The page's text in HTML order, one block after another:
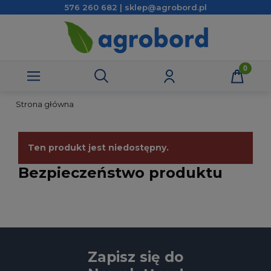
576 260 682 | sklep@agrobord.pl
Strona główna
Ten produkt jest niedostępny.
Bezpieczeństwo produktu
Zapisz się do